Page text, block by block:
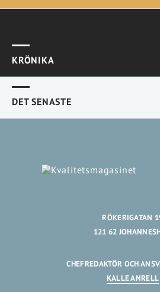
KRÖNIKA
DET SENASTE
RÖKERIGATAN
121 62
CHEFREDAKTÖR OCH
KALLE ANRELL